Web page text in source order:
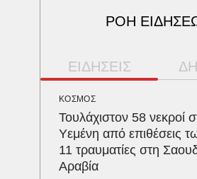
ΡΟΗ
ΕΙΔΗΣΕΙΣ
ΚΟΣΜΟΣ
Τουλάχιστον 58 νεκροί
Υεμένη από επιθέσεις
11 τραυματίες στη
Αραβία